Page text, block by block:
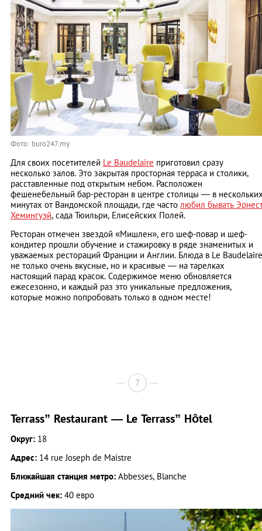
Фото: buro247.my
Для своих посетителей Le Baudelaire приготовил сразу
несколько залов. Это закрытая просторная терраса и столики,
расставленные под открытым небом. Расположен
фешенебельный бар-ресторан в центре столицы — в
минутах от Вандомской площади, где часто любил бывать
Хемингуэй, сада Тюильри, Елисейских Полей.
Ресторан отмечен звездой «Мишлен», его шеф-повар и шеф-
кондитер прошли обучение и стажировку в ряде знаменитых и
уважаемых рестораций Франции и Англии. Блюда в Le Baudelaire
не только очень вкусные, но и красивые — на тарелках
настоящий парад красок. Содержимое меню обновляется
ежесезонно, и каждый раз это уникальные предложения,
которые можно попробовать только в одном месте!
7
Terrass” Restaurant — Le Terrass” Hôtel
Округ: 18
Адрес: 14 rue Joseph de Maistre
Ближайшая станция метро: Abbesses, Blanche
Средний чек: 40 евро